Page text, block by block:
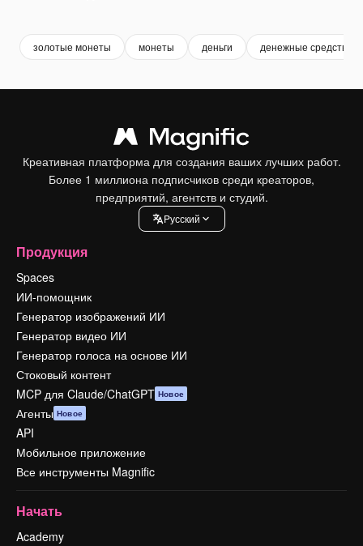
золотые монеты монеты деньги денежные средства
Креативная платформа для создания ваших лучших работ.
Более 1 миллиона подписчиков среди креаторов,
предприятий, агентств и студий.
Pусский
Продукция
Spaces
ИИ-помощник
Генератор изображений ИИ
Генератор видео ИИ
Генератор голоса на основе ИИ
Стоковый контент
MCP для Claude/ChatGPT Новое
Агенты Новое
API
Мобильное приложение
Все инструменты Magnific
Начать
Academy